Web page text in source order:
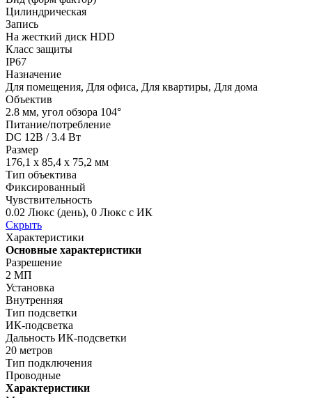
Цилиндрическая
Запись
На жесткий диск HDD
Класс защиты
IP67
Назначение
Для помещения, Для офиса, Для квартиры, Для дома
Объектив
2.8 мм, угол обзора 104°
Питание/потребление
DC 12В / 3.4 Вт
Размер
176,1 х 85,4 х 75,2 мм
Тип объектива
Фиксированный
Чувствительность
0.02 Люкс (день), 0 Люкс с ИК
Скрыть
Характеристики
Основные характеристики
Разрешение
2 МП
Установка
Внутренняя
Тип подсветки
ИК-подсветка
Дальность ИК-подсветки
20 метров
Тип подключения
Проводные
Характеристики